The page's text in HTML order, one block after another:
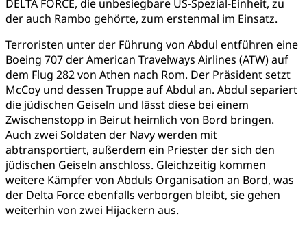
DELTA FORCE, die unbesiegbare US-Spezial-Einheit, zu
der auch Rambo gehörte, zum erstenmal im Einsatz.
Terroristen unter der Führung von Abdul entführen eine
Boeing 707 der American Travelways Airlines (ATW) auf
dem Flug 282 von Athen nach Rom. Der Präsident setzt
McCoy und dessen Truppe auf Abdul an. Abdul separiert
die jüdischen Geiseln und lässt diese bei einem
Zwischenstopp in Beirut heimlich von Bord bringen.
Auch zwei Soldaten der Navy werden mit
abtransportiert, außerdem ein Priester der sich den
jüdischen Geiseln anschloss. Gleichzeitig kommen
weitere Kämpfer von Abduls Organisation an Bord, was
der Delta Force ebenfalls verborgen bleibt, sie gehen
weiterhin von zwei Hijackern aus.